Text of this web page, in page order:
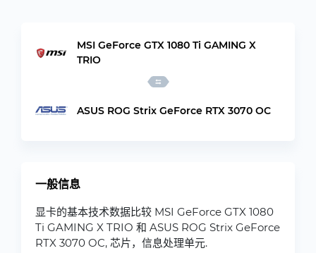
MSI GeForce GTX 1080 Ti GAMING X
TRIO
ASUS ROG Strix GeForce RTX 3070 OC
一般信息
显卡的基本技术数据比较 MSI GeForce GTX 1080
Ti GAMING X TRIO 和 ASUS ROG Strix GeForce
RTX 3070 OC, 芯片，信息处理单元.